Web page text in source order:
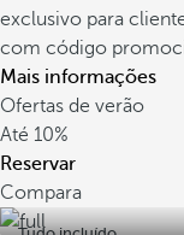
exclusivo para
com código
Mais informações
Ofertas de verão
Até 10%
Reservar
Compara